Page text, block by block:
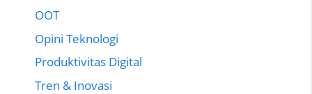
OOT
Opini Teknologi
Produktivitas Digital
Tren & Inovasi